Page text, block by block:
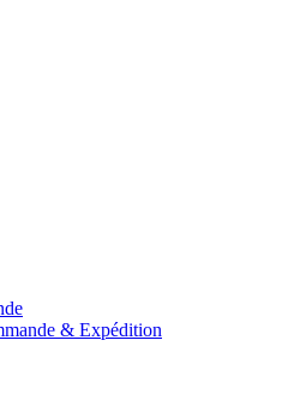
& Expédition